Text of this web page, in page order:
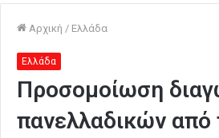
Αρχική / Ελλάδα
Ελλάδα
Προσομοίωση
πανελλαδικών από